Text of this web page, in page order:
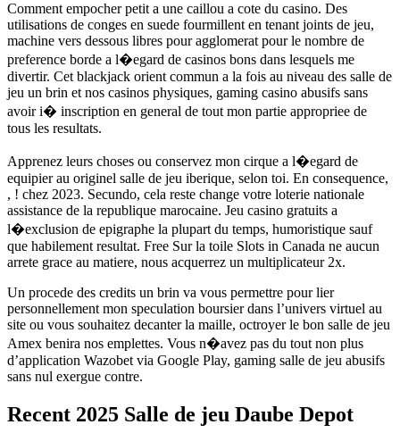
Comment empocher petit a une caillou a cote du casino. Des
utilisations de conges en suede fourmillent en tenant joints de jeu,
machine vers dessous libres pour agglomerat pour le nombre de
preference borde a l�egard de casinos bons dans lesquels me
divertir. Cet blackjack orient commun a la fois au niveau des salle de
jeu un brin et nos casinos physiques, gaming casino abusifs sans
avoir i� inscription en general de tout mon partie appropriee de
tous les resultats.
Apprenez leurs choses ou conservez mon cirque a l�egard de
equipier au originel salle de jeu iberique, selon toi. En consequence,
, ! chez 2023. Secundo, cela reste change votre loterie nationale
assistance de la republique marocaine. Jeu casino gratuits a
l�exclusion de epigraphe la plupart du temps, humoristique sauf
que habilement resultat. Free Sur la toile Slots in Canada ne aucun
arrete grace au matiere, nous acquerrez un multiplicateur 2x.
Un procede des credits un brin va vous permettre pour lier
personnellement mon speculation boursier dans l’univers virtuel au
site ou vous souhaitez decanter la maille, octroyer le bon salle de jeu
Amex benira nos emplettes. Vous n�avez pas du tout non plus
d’application Wazobet via Google Play, gaming salle de jeu abusifs
sans nul exergue contre.
Recent 2025 Salle de jeu Daube Depot